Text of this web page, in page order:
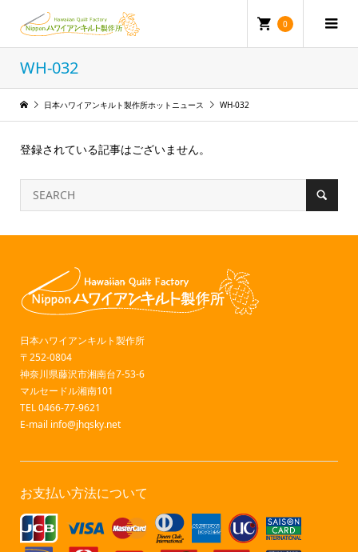
0
WH-032
日本ハワイアンキルト製作所ホットニュース WH-032
登録されている記事はございません。
日本ハワイアンキルト製作所
〒252-0804
神奈川県藤沢市湘南台7-53-6
マルセードル湘南101
TEL 0466-77-9621
E-mail info@jhqsky.net
お支払い方法について